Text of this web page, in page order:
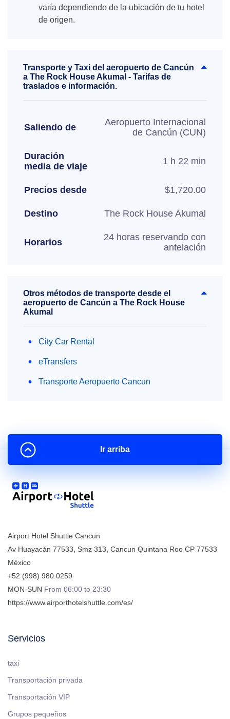
varía dependiendo de la ubicación de tu hotel
de origen.
Transporte y Taxi del aeropuerto de Cancún
a The Rock House Akumal - Tarifas de
traslados e información.
Saliendo de
Aeropuerto Internacional
de Cancún (CUN)
Duración
media de viaje
1 h 22 min
Precios desde $1,720.00
Destino The Rock House Akumal
Horarios
24 horas reservando con
antelación
Otros métodos de transporte desde el
aeropuerto de Cancún a The Rock House
Akumal
City Car Rental
eTransfers
Transporte Aeropuerto Cancun
Airport Hotel Shuttle Cancun
Av Huayacán 77533, Smz 313 Cancun Quintana Roo CP 77533
México
+52 (998) 980.0259
MON-SUN From 06:00 to 23:30
https://www.airporthotelshuttle.com/es/
Servicios
taxi
Transportación privada
Transportación VIP
Grupos pequeños
Ir arriba